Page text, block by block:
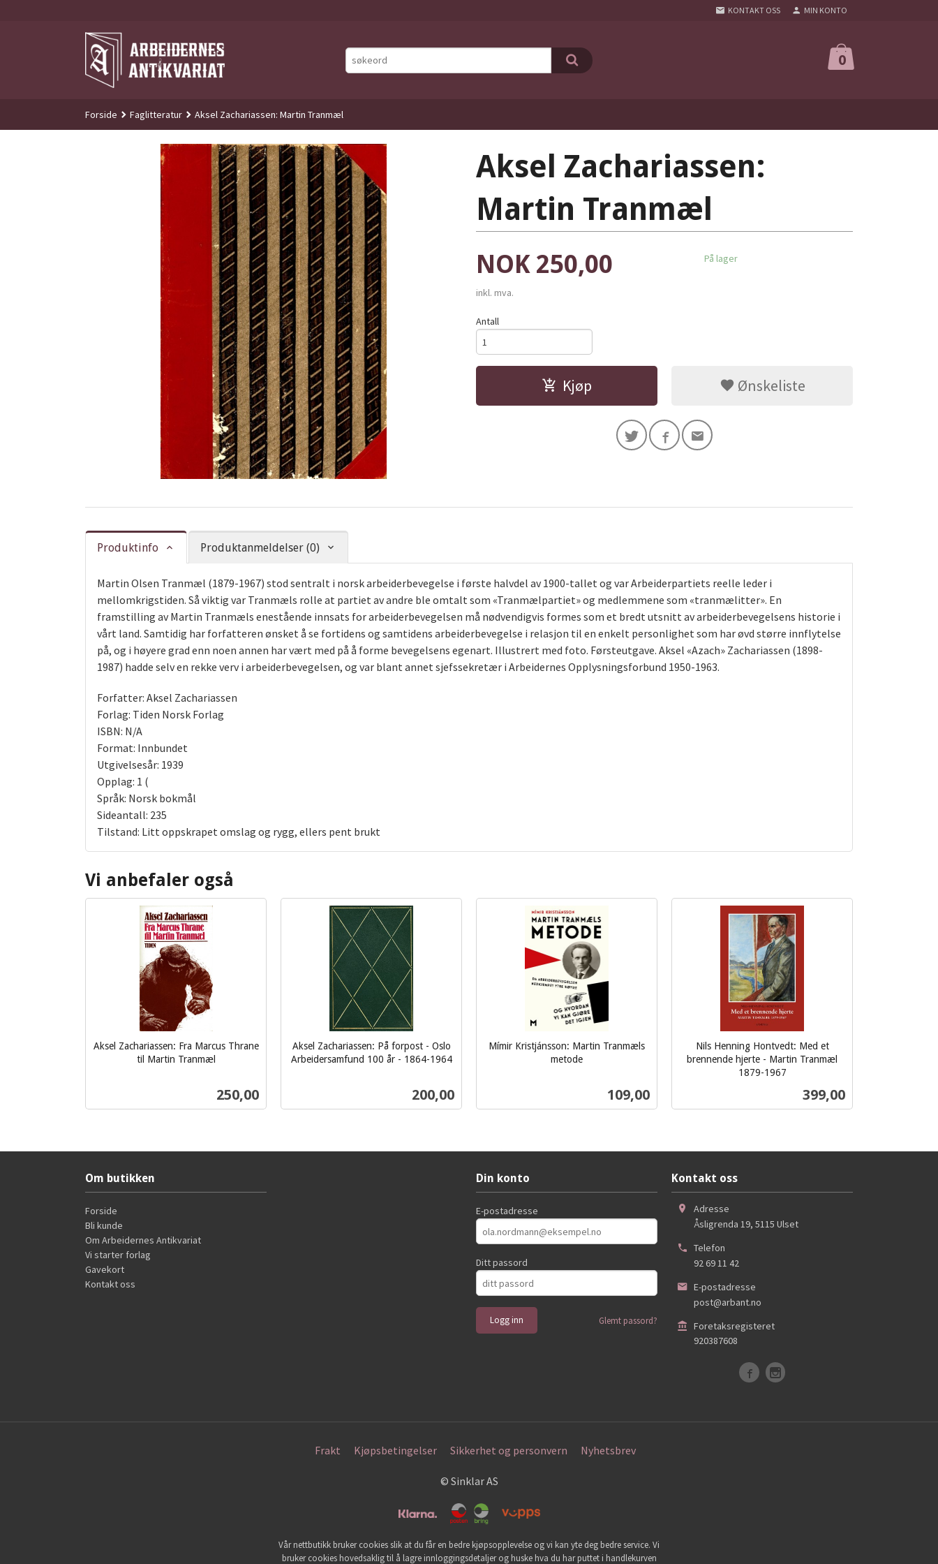
KONTAKT OSS MIN KONTO
0
Forside Faglitteratur Aksel Zachariassen: Martin Tranmæl
Aksel Zachariassen:
Martin Tranmæl
Pris
NOK 250,00
inkl. mva.
På lager
Antall
Kjøp Ønskeliste
Produktinfo Produktanmeldelser (0)
Martin Olsen Tranmæl (1879-1967) stod sentralt i norsk arbeiderbevegelse i første halvdel av 1900-tallet og var Arbeiderpartiets reelle leder i
mellomkrigstiden. Så viktig var Tranmæls rolle at partiet av andre ble omtalt som «Tranmælpartiet» og medlemmene som «tranmælitter». En
framstilling av Martin Tranmæls enestående innsats for arbeiderbevegelsen må nødvendigvis formes som et bredt utsnitt av arbeiderbevegelsens historie i
vårt land. Samtidig har forfatteren ønsket å se fortidens og samtidens arbeiderbevegelse i relasjon til en enkelt personlighet som har øvd større innflytelse
på, og i høyere grad enn noen annen har vært med på å forme bevegelsens egenart. Illustrert med foto. Førsteutgave. Aksel «Azach» Zachariassen (1898-
1987) hadde selv en rekke verv i arbeiderbevegelsen, og var blant annet sjefssekretær i Arbeidernes Opplysningsforbund 1950-1963.
Forfatter: Aksel Zachariassen
Forlag: Tiden Norsk Forlag
ISBN: N/A
Format: Innbundet
Utgivelsesår: 1939
Opplag: 1 (
Språk: Norsk bokmål
Sideantall: 235
Tilstand: Litt oppskrapet omslag og rygg, ellers pent brukt
Vi anbefaler også
Aksel Zachariassen: Fra Marcus Thrane
til Martin Tranmæl
Pris
250,00
Aksel Zachariassen: På forpost - Oslo
Arbeidersamfund 100 år - 1864-1964
Pris
200,00
Mímir Kristjánsson: Martin Tranmæls
metode
Pris
109,00
Nils Henning Hontvedt: Med et
brennende hjerte - Martin Tranmæl
1879-1967
Pris
399,00
Om butikken
Forside
Bli kunde
Om Arbeidernes Antikvariat
Vi starter forlag
Gavekort
Kontakt oss
Din konto
E-postadresse
Ditt passord
Glemt passord?
Kontakt oss
Adresse
Åsligrenda 19, 5115 Ulset
Telefon
92 69 11 42
E-postadresse
post@arbant.no
Foretaksregisteret
920387608
Frakt Kjøpsbetingelser Sikkerhet og personvern Nyhetsbrev
© Sinklar AS
Vår nettbutikk bruker cookies slik at du får en bedre kjøpsopplevelse og vi kan yte deg bedre service. Vi
bruker cookies hovedsaklig til å lagre innloggingsdetaljer og huske hva du har puttet i handlekurven